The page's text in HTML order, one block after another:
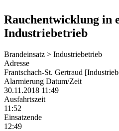
Rauchentwicklung in
Industriebetrieb
Brandeinsatz > Industriebetrieb
Adresse
Frantschach-St. Gertraud
Alarmierung Datum/Zeit
30.11.2018 11:49
Ausfahrtszeit
11:52
Einsatzende
12:49